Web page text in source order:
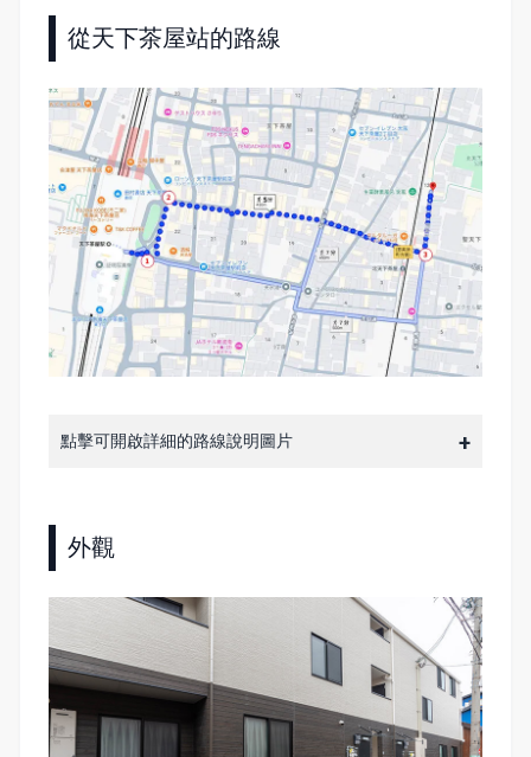
從天下茶屋站的路線
點擊可開啟詳細的路線說明圖片
外觀